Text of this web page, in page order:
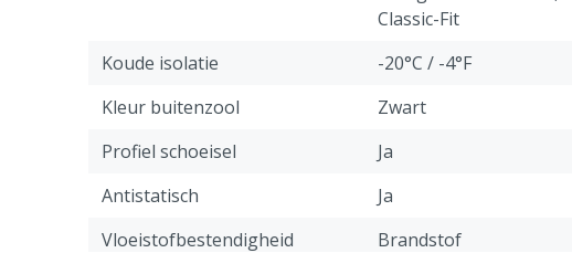
Classic-Fit
Koude isolatie
-20°C / -4°F
Kleur buitenzool
Zwart
Profiel schoeisel
Ja
Antistatisch
Ja
Vloeistofbestendigheid
Brandstof